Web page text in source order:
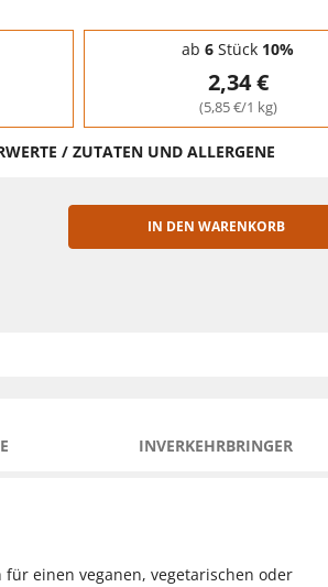
ab 6 Stück 10%
2,34 €
(5,85 €/1 kg)
/ ZUTATEN UND ALLERGENE
IN DEN WARENKORB
INVERKEHRBRINGER
einen veganen, vegetarischen oder